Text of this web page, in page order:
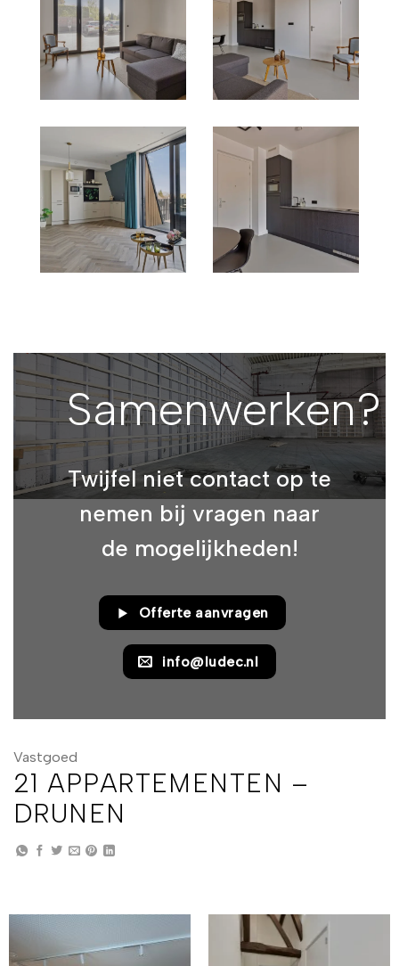
Samenwerken?
Twijfel niet contact op te
nemen bij vragen naar
de mogelijkheden!
Offerte aanvragen
info@ludec.nl
Vastgoed
21 APPARTEMENTEN –
DRUNEN